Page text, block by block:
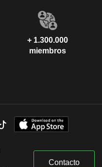
+ 1.300.000
miembros
Contacto